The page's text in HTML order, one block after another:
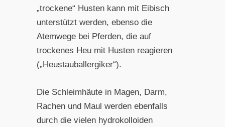
„trockene“ Husten kann mit Eibisch
unterstützt werden, ebenso die
Atemwege bei Pferden, die auf
trockenes Heu mit Husten reagieren
(„Heustauballergiker“).
Die Schleimhäute in Magen, Darm,
Rachen und Maul werden ebenfalls
durch die vielen hydrokolloiden